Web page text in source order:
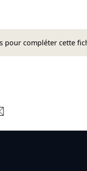
pour compléter cette
Mastodon
sur Bluesky
sur Facebook